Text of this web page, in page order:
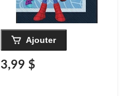
Ajouter
3,99 $